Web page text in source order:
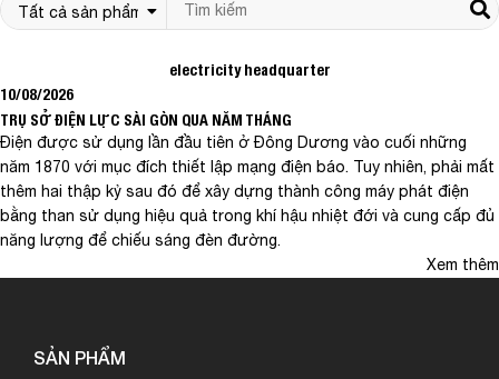
electricity headquarter
10/08/2026
TRỤ SỞ ĐIỆN LỰC SÀI GÒN QUA NĂM THÁNG
Điện được sử dụng lần đầu tiên ở Đông Dương vào cuối những
năm 1870 với mục đích thiết lập mạng điện báo. Tuy nhiên, phải mất
thêm hai thập kỷ sau đó để xây dựng thành công máy phát điện
bằng than sử dụng hiệu quả trong khí hậu nhiệt đới và cung cấp đủ
năng lượng để chiếu sáng đèn đường.
Xem thêm
SẢN PHẨM